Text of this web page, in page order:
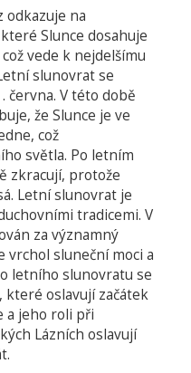
na
Slunce dosahuje
vede k nejdelšímu
slunovrat se
června. V této době
že Slunce je ve
což
světla. Po letním
zkracují, protože
Letní slunovrat je
tradicemi. V
za významný
vrchol sluneční moci a
letního slunovratu se
které oslavují začátek
a jeho roli při
Lázních oslavují